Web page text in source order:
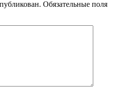
Обязательные поля